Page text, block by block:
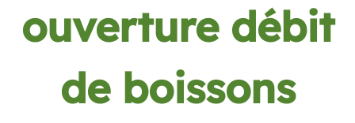
ouverture débit
de boissons